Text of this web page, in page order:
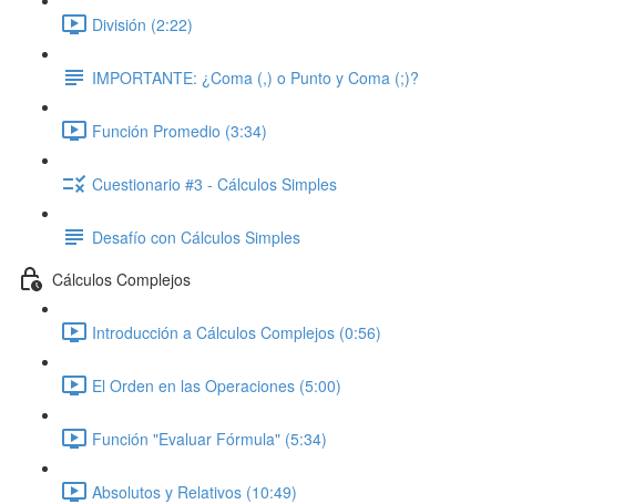
División (2:22)
IMPORTANTE: ¿Coma (,) o Punto y Coma (;)?
Función Promedio (3:34)
Cuestionario #3 - Cálculos Simples
Desafío con Cálculos Simples
Cálculos Complejos
Introducción a Cálculos Complejos (0:56)
El Orden en las Operaciones (5:00)
Función "Evaluar Fórmula" (5:34)
Absolutos y Relativos (10:49)